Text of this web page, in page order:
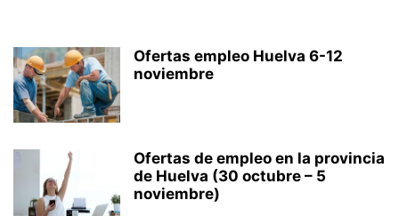
Ofertas empleo Huelva 6-12
noviembre
Ofertas de empleo en la provincia
de Huelva (30 octubre – 5
noviembre)